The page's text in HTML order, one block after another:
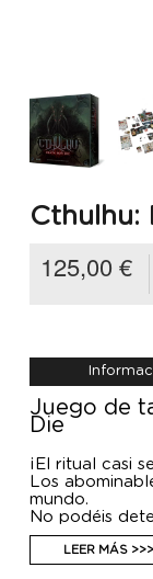
Cthulhu:
125,00 €
Juego de
Die
¡El ritual casi
Los
mundo.
No podéis
Una antigua
invocar a un
devastadora
LEER MÁS >>>